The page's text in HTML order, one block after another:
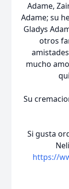
Adame,
Adame; su
Gladys
otros
mucho
Su
Si gusta
https://